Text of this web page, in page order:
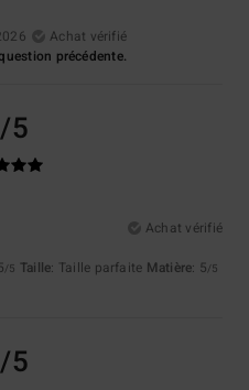
Achat vérifié
précédente.
/5
Achat vérifié
/5 Taille: Taille parfaite Matière: 5/5
/5